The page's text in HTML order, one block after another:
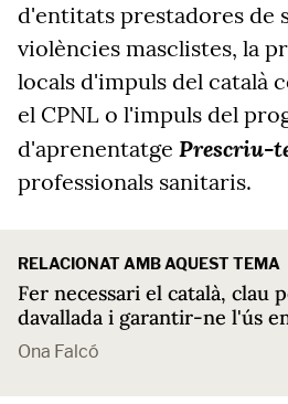
d'entitats prestadores de
violències masclistes, la
locals d'impuls del català
el CPNL o l'impuls del
d'aprenentatge Prescriu-
professionals sanitaris.
RELACIONAT AMB AQUEST TEMA
Fer necessari el català, clau
davallada i garantir-ne l'ús
Ona Falcó